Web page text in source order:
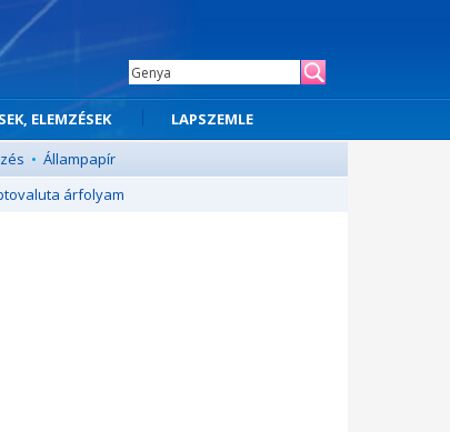
ELEMZÉSEK
LAPSZEMLE
• Állampapír
árfolyam